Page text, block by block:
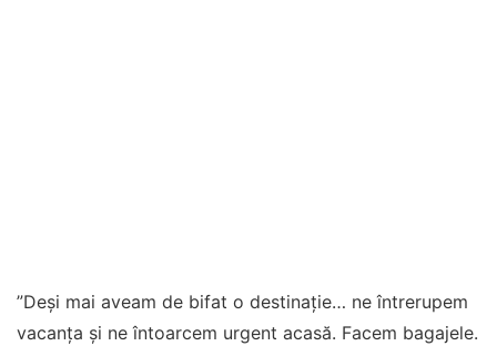
”Deși mai aveam de bifat o destinație… ne întrerupem
vacanța și ne întoarcem urgent acasă. Facem bagajele.